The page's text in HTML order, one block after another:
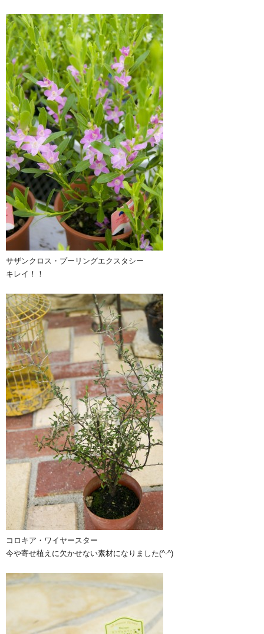
サザンクロス・プーリングエクスタシー
キレイ！！
コロキア・ワイヤースター
今や寄せ植えに欠かせない素材になりました(^-^)